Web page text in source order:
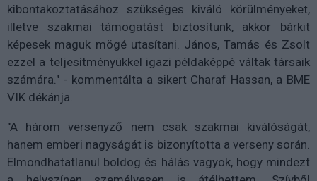
kibontakoztatásához szükséges kiváló körülményeket,
illetve szakmai támogatást biztosítunk, akkor bárkit
képesek maguk mögé utasítani. János, Tamás és Zsolt
ezzel a teljesítményükkel igazi példaképpé váltak társaik
számára." - kommentálta a sikert Charaf Hassan, a BME
VIK dékánja.
"A három versenyző nem csak szakmai kiválóságát,
hanem emberi nagyságát is bizonyította a verseny során.
Elmondhatatlanul boldog és hálás vagyok, hogy mindezt